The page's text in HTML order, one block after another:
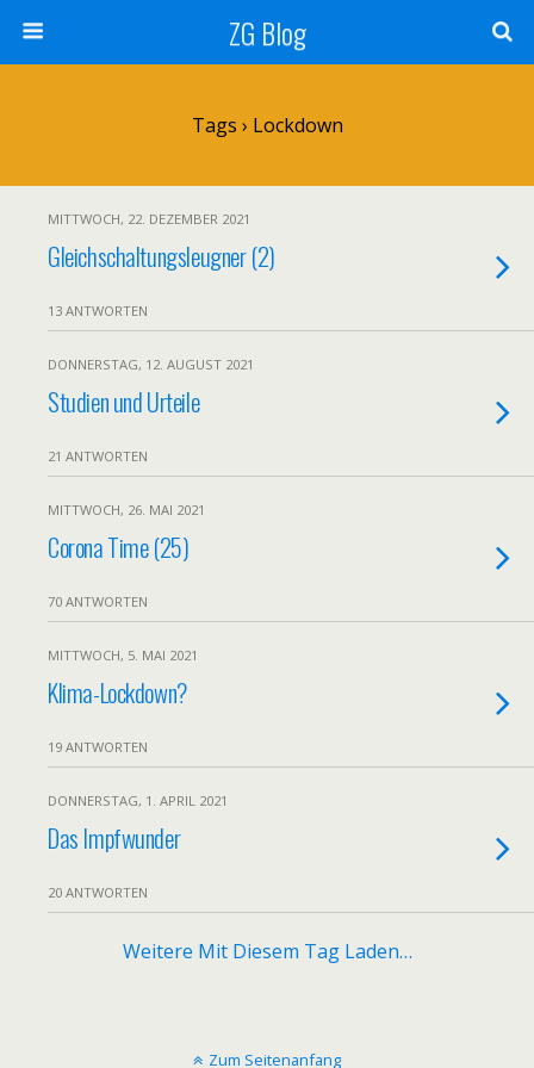
ZG Blog
Tags › Lockdown
MITTWOCH, 22. DEZEMBER 2021
Gleichschaltungsleugner (2)
13 ANTWORTEN
DONNERSTAG, 12. AUGUST 2021
Studien und Urteile
21 ANTWORTEN
MITTWOCH, 26. MAI 2021
Corona Time (25)
70 ANTWORTEN
MITTWOCH, 5. MAI 2021
Klima-Lockdown?
19 ANTWORTEN
DONNERSTAG, 1. APRIL 2021
Das Impfwunder
20 ANTWORTEN
Weitere Mit Diesem Tag Laden…
Zum Seitenanfang